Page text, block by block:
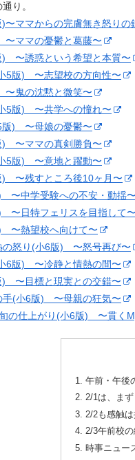
り。
〜ママからの完膚無き怒りの
ママの憂鬱と葛藤〜
) 〜誘惑という希望と本質〜
5版) 〜志望校の方向性〜
鬼の沈黙と微笑〜
5版) 〜共学への憧れ〜
版) 〜母娘の憂鬱〜
) 〜ママの真剣勝負〜
5版) 〜意地と躍動〜
) 〜残すところ後10ヶ月〜
〜中学受験への不安・動揺〜
〜日特フェリスを目指して〜
〜熱望校へ向けて〜
の怒り(小6版) 〜怒号再び〜
6版) 〜冷静と情熱の間〜
) 〜目標と現実との交錯〜
手(小6版) 〜母親の狂気〜
の仕上がり(小6版) 〜貫く
午前・午後
2/1は、ま
2/2も感触
2/3午前校
時事ニュー